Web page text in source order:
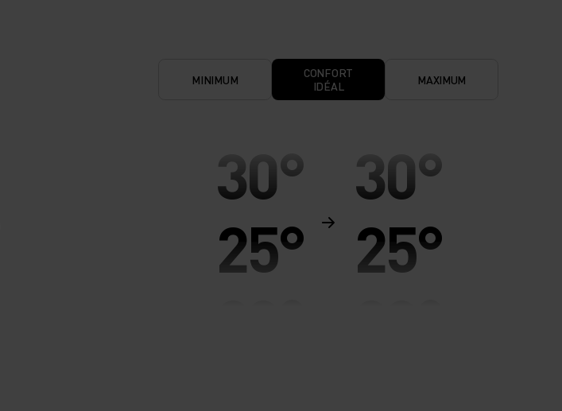
MINIMUM
CONFORT
IDÉAL
MAXIMUM
30°
25°
30°
25°